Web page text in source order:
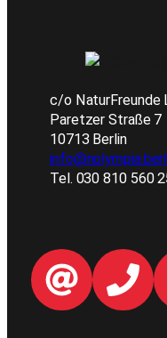
c/o NaturFreunde
Paretzer Straße 7
10713 Berlin
Tel. 030 810 560